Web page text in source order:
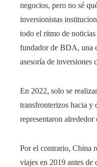
negocios, pero no sé
inversionistas
todo el ritmo de
fundador de BDA, una
asesoría de inversiones
En 2022, solo se
transfronterizos hacia y
representaron
Por el contrario, China
viajes en 2019 antes